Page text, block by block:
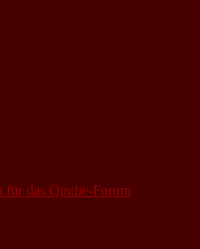
für das Qindie-Forum